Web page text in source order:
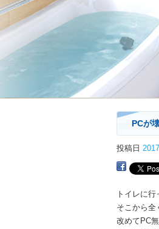
PCが
投稿日
トイレに
そこから全
改めてPC